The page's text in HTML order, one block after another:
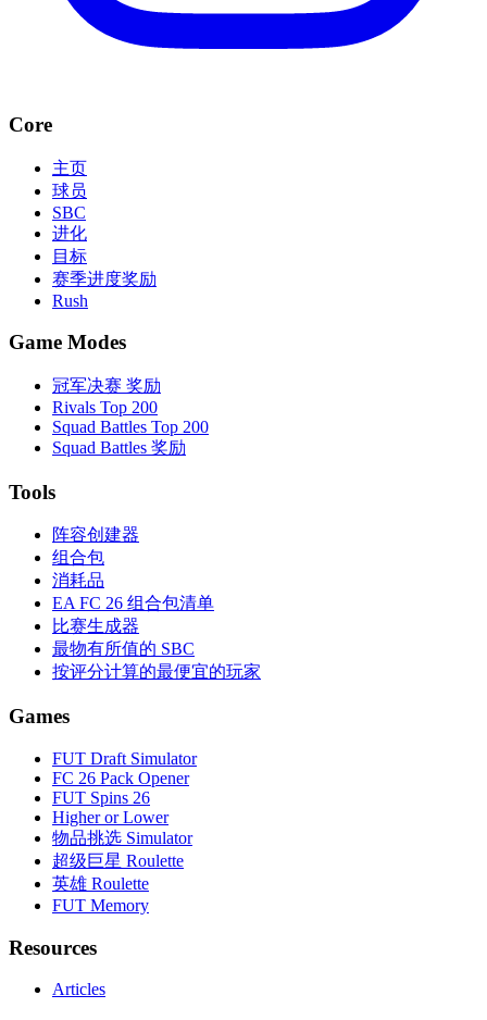
Core
主页
球员
SBC
进化
目标
赛季进度奖励
Rush
Game Modes
冠军决赛 奖励
Rivals Top 200
Squad Battles Top 200
Squad Battles 奖励
Tools
阵容创建器
组合包
消耗品
EA FC 26 组合包清单
比赛生成器
最物有所值的 SBC
按评分计算的最便宜的玩家
Games
FUT Draft Simulator
FC 26 Pack Opener
FUT Spins 26
Higher or Lower
物品挑选 Simulator
超级巨星 Roulette
英雄 Roulette
FUT Memory
Resources
Articles